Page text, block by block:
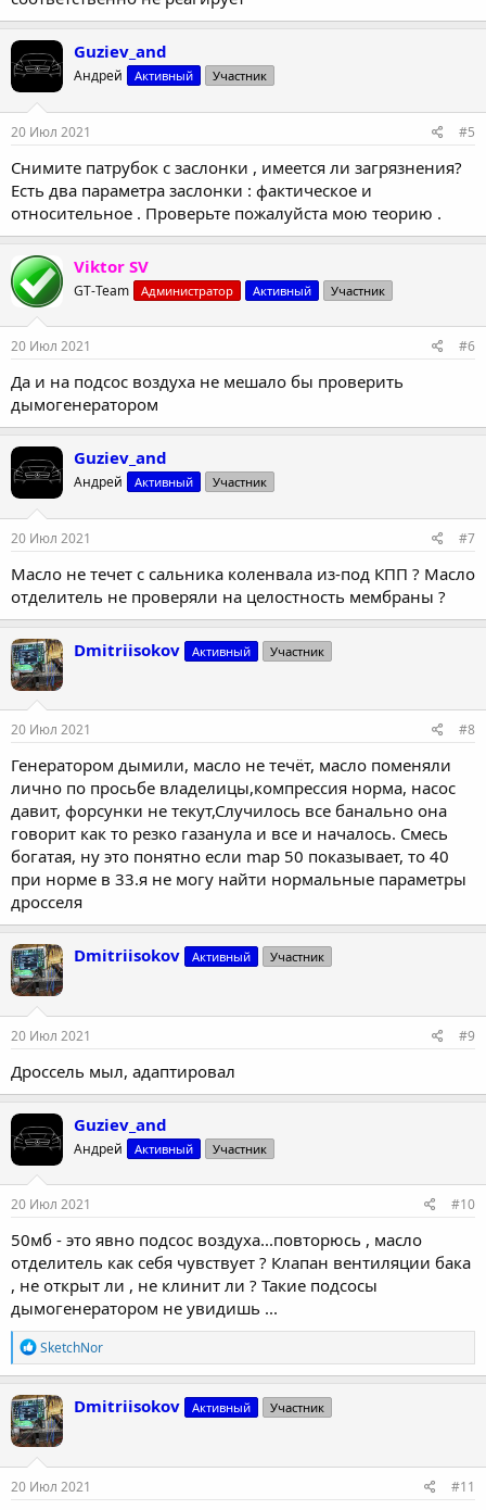
Guziev_and
Андрей Активный Участник
20 Июл 2021 #5
Снимите патрубок с заслонки , имеется ли загрязнения?
Есть два параметра заслонки : фактическое и
относительное . Проверьте пожалуйста мою теорию .
Viktor SV
GT-Team Администратор Активный Участник
20 Июл 2021 #6
Да и на подсос воздуха не мешало бы проверить
дымогенератором
Guziev_and
Андрей Активный Участник
20 Июл 2021 #7
Масло не течет с сальника коленвала из-под КПП ? Масло
отделитель не проверяли на целостность мембраны ?
Dmitriisokov Активный Участник
20 Июл 2021 #8
Генератором дымили, масло не течёт, масло поменяли
лично по просьбе владелицы,компрессия норма, насос
давит, форсунки не текут,Случилось все банально она
говорит как то резко газанула и все и началось. Смесь
богатая, ну это понятно если map 50 показывает, то 40
при норме в 33.я не могу найти нормальные параметры
дросселя
Dmitriisokov Активный Участник
20 Июл 2021 #9
Дроссель мыл, адаптировал
Guziev_and
Андрей Активный Участник
20 Июл 2021 #10
50мб - это явно подсос воздуха...повторюсь , масло
отделитель как себя чувствует ? Клапан вентиляции бака
, не открыт ли , не клинит ли ? Такие подсосы
дымогенератором не увидишь ...
Р
е
а
к
ц
и
и
:
SketchNor
Dmitriisokov Активный Участник
20 Июл 2021 #11